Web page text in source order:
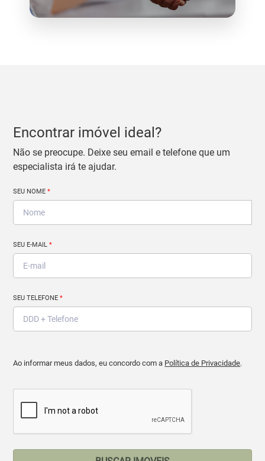
Encontrar imóvel ideal?
Não se preocupe. Deixe seu email e telefone que um
especialista irá te ajudar.
SEU NOME*
SEU E-MAIL*
SEU TELEFONE*
Ao informar meus dados, eu concordo com a Política de Privacidade.